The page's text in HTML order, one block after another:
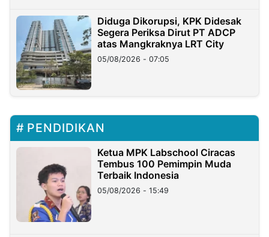
Diduga Dikorupsi, KPK Didesak
Segera Periksa Dirut PT ADCP
atas Mangkraknya LRT City
05/08/2026 - 07:05
PENDIDIKAN
Ketua MPK Labschool Ciracas
Tembus 100 Pemimpin Muda
Terbaik Indonesia
05/08/2026 - 15:49